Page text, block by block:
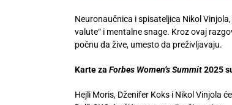
Neuronaučnica i spisateljica Nikol
valute“ i mentalne snage. Kroz ovaj
počnu da žive, umesto da preživljavaju.
Karte za Forbes Women’s Summit2025
Hejli Moris, Dženifer Koks i Nikol Vinjola